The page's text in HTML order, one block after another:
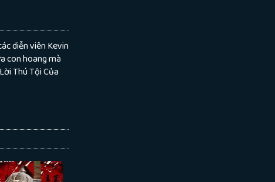
diễn viên Kevin
con hoang mà
Thú Tội Của